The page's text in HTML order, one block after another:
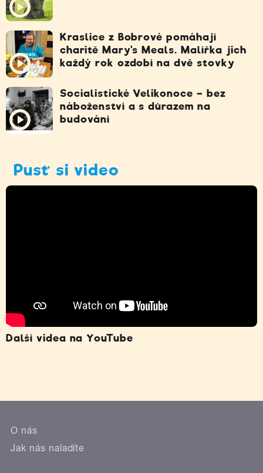
Kraslice z Bobrové pomáhají
charitě Mary's Meals. Malířka jich
každý rok ozdobí na dvě stovky
Socialistické Velikonoce – bez
náboženství a s důrazem na
budování
Pusť si video
Další videa na YouTube
O nás
Jak nás naladíte